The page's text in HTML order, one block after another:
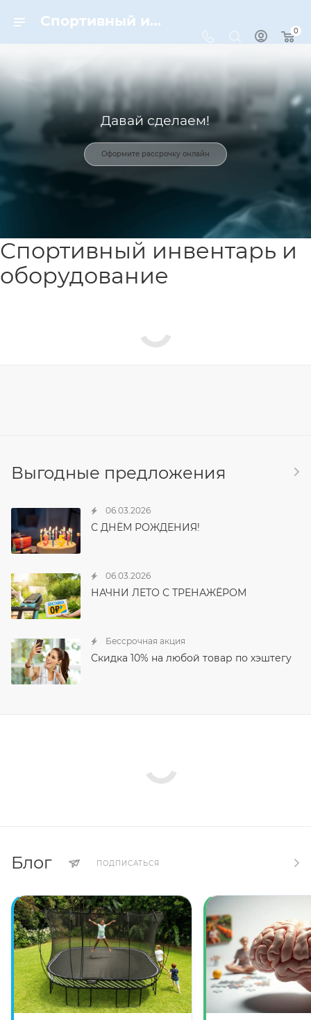
Спортивный инвентарь и оборудование для спорта в Москве | Dynamic-Sport
0
Давай сделаем!
Оформите рассрочку онлайн
Спортивный инвентарь и
оборудование
Выгодные предложения
06.03.2026
С ДНЁМ РОЖДЕНИЯ!
06.03.2026
НАЧНИ ЛЕТО С ТРЕНАЖЁРОМ
Бессрочная акция
Скидка 10% на любой товар по хэштегу
Блог ПОДПИСАТЬСЯ